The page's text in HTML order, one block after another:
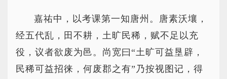
嘉祐中，以考课第一知唐州。唐素沃壤，
经五代乱，田不耕，土旷民稀，赋不足以充
役，议者欲废为邑。尚宽曰“土旷可益垦辟，
民稀可益招徕，何废郡之有”乃按视图记，得